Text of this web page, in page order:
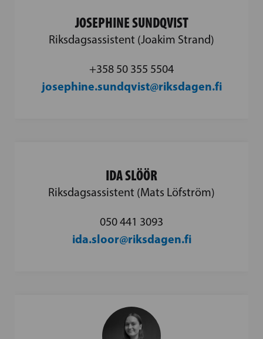
JOSEPHINE SUNDQVIST
Riksdagsassistent (Joakim Strand)
+358 50 355 5504
josephine.sundqvist@riksdagen.fi
IDA SLÖÖR
Riksdagsassistent (Mats Löfström)
050 441 3093
ida.sloor@riksdagen.fi